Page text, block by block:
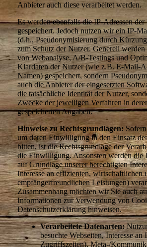
Anbieter auch diese verarbeitet werden.
Es werden ebenfalls die IP-Adressen der
gespeichert. Jedoch nutzen wir ein IP-
(d.h., Pseudonymisierung durch
zum Schutz der Nutzer. Generell
von Webanalyse, A/B-Testings und
Klardaten der Nutzer (wie z.B. E-Mail-
Namen) gespeichert, sondern
auch die Anbieter der eingesetzten
die tatsächliche Identität der Nutzer,
Zwecke der jeweiligen Verfahren in
gespeicherten Angaben.
Hinweise zu Rechtsgrundlagen:
um deren Einwilligung in den Einsatz
bitten, ist die Rechtsgrundlage der
die Einwilligung. Ansonsten werden die
auf Grundlage unserer berechtigten
Interesse an effizienten, wirtschaftlichen
empfängerfreundlichen Leistungen)
Zusammenhang möchten wir Sie auch
Informationen zur Verwendung von
Datenschutzerklärung hinweisen.
Verarbeitete Datenarten:
besuchte Webseiten, Interesse an
Zugriffszeiten), Meta-/